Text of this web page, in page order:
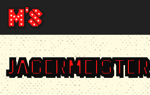
JAGERMEISTER